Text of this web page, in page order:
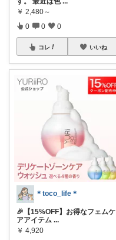
￥ 2,480～
0 0 0
コレ いいね
＊toco_life＊
🎉【15%OFF】お得なフェムケ
アアイテム ...
￥ 4,920